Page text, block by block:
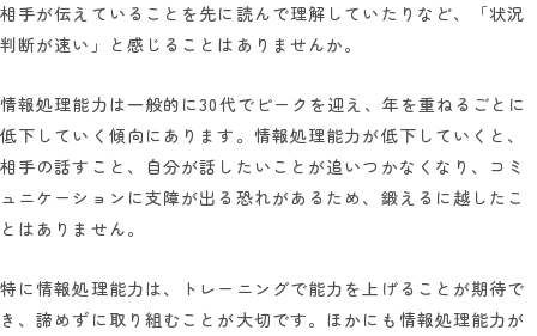
相手が伝えていることを先に読んで理解していたりなど、「状況
判断が速い」と感じることはありませんか。
情報処理能力は一般的に30代でピークを迎え、年を重ねるごとに
低下していく傾向にあります。情報処理能力が低下していくと、
相手の話すこと、自分が話したいことが追いつかなくなり、コミ
ュニケーションに支障が出る恐れがあるため、鍛えるに越したこ
とはありません。
特に情報処理能力は、トレーニングで能力を上げることが期待で
き、諦めずに取り組むことが大切です。ほかにも情報処理能力が